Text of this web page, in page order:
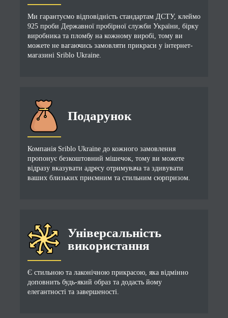
Ми гарантуємо відповідність стандартам ДСТУ, клеймо
925 проби Державної пробірної служби України, бірку
виробника та пломбу на кожному виробі, тому ви
можете не вагаючись замовляти прикраси у інтернет-
магазині Sriblo Ukraine.
Подарунок
Компанія Sriblo Ukraine до кожного замовлення
пропонує безкоштовний мішечок, тому ви можете
відразу вказувати адресу отримувача та здивувати
ваших близьких приємним та стильним сюрпризом.
Універсальність
використання
Є стильною та лаконічною прикрасою, яка відмінно
доповнить будь-який образ та додасть йому
елегантності та завершеності.